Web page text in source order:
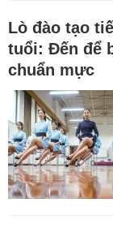
Lò đào tạo
tuổi: Đến để
chuẩn mực